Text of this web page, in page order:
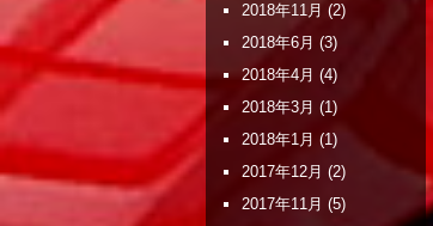
2018年11月 (2)
2018年6月 (3)
2018年4月 (4)
2018年3月 (1)
2018年1月 (1)
2017年12月 (2)
2017年11月 (5)